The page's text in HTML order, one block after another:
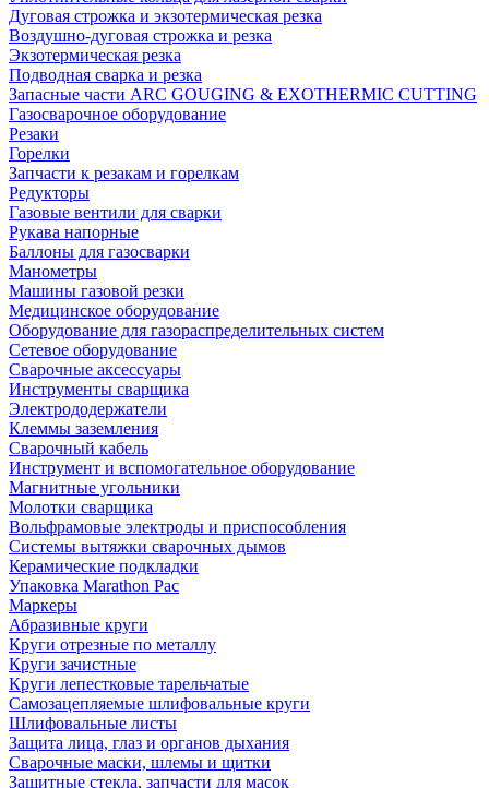
Дуговая строжка и экзотермическая резка
Воздушно-дуговая строжка и резка
Экзотермическая резка
Подводная сварка и резка
Запасные части ARC GOUGING & EXOTHERMIC CUTTING
Газосварочное оборудование
Резаки
Горелки
Запчасти к резакам и горелкам
Редукторы
Газовые вентили для сварки
Рукава напорные
Баллоны для газосварки
Манометры
Машины газовой резки
Медицинское оборудование
Оборудование для газораспределительных систем
Сетевое оборудование
Сварочные аксессуары
Инструменты сварщика
Электрододержатели
Клеммы заземления
Сварочный кабель
Инструмент и вспомогательное оборудование
Магнитные угольники
Молотки сварщика
Вольфрамовые электроды и приспособления
Системы вытяжки сварочных дымов
Керамические подкладки
Упаковка Marathon Pac
Маркеры
Абразивные круги
Круги отрезные по металлу
Круги зачистные
Круги лепестковые тарельчатые
Самозацепляемые шлифовальные круги
Шлифовальные листы
Защита лица, глаз и органов дыхания
Сварочные маски, шлемы и щитки
Защитные стекла, запчасти для масок